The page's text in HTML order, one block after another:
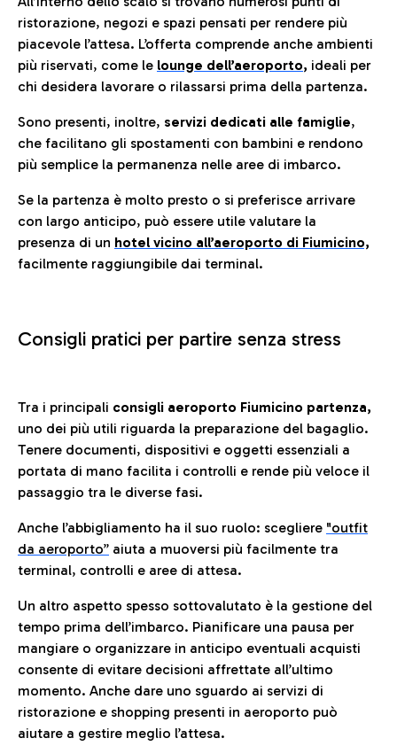
ristorazione, negozi e spazi pensati per rendere più
piacevole l’attesa. L’offerta comprende anche ambienti
più riservati, come le lounge dell’aeroporto, ideali per
chi desidera lavorare o rilassarsi prima della partenza.
Sono presenti, inoltre, servizi dedicati alle famiglie,
che facilitano gli spostamenti con bambini e rendono
più semplice la permanenza nelle aree di imbarco.
Se la partenza è molto presto o si preferisce arrivare
con largo anticipo, può essere utile valutare la
presenza di un hotel vicino all’aeroporto di Fiumicino,
facilmente raggiungibile dai terminal.
Consigli pratici per partire senza stress
Tra i principali consigli aeroporto Fiumicino partenza,
uno dei più utili riguarda la preparazione del bagaglio.
Tenere documenti, dispositivi e oggetti essenziali a
portata di mano facilita i controlli e rende più veloce il
passaggio tra le diverse fasi.
Anche l’abbigliamento ha il suo ruolo: scegliere "outfit
da aeroporto” aiuta a muoversi più facilmente tra
terminal, controlli e aree di attesa.
Un altro aspetto spesso sottovalutato è la gestione del
tempo prima dell’imbarco. Pianificare una pausa per
mangiare o organizzare in anticipo eventuali acquisti
consente di evitare decisioni affrettate all’ultimo
momento. Anche dare uno sguardo ai servizi di
ristorazione e shopping presenti in aeroporto può
aiutare a gestire meglio l’attesa.